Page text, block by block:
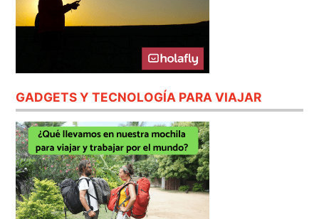
GADGETS Y TECNOLOGÍA PARA VIAJAR